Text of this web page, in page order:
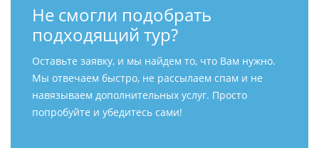
Не смогли подобрать
подходящий тур?
Оставьте заявку, и мы найдем то, что Вам нужно.
Мы отвечаем быстро, не рассылаем спам и не
навязываем дополнительных услуг. Просто
попробуйте и убедитесь сами!